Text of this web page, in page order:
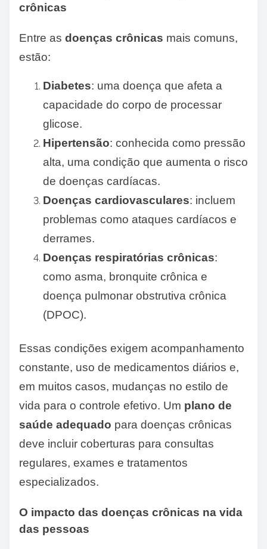
crônicas
Entre as doenças crônicas mais comuns,
estão:
Diabetes: uma doença que afeta a
capacidade do corpo de processar
glicose.
Hipertensão: conhecida como pressão
alta, uma condição que aumenta o risco
de doenças cardíacas.
Doenças cardiovasculares: incluem
problemas como ataques cardíacos e
derrames.
Doenças respiratórias crônicas:
como asma, bronquite crônica e
doença pulmonar obstrutiva crônica
(DPOC).
Essas condições exigem acompanhamento
constante, uso de medicamentos diários e,
em muitos casos, mudanças no estilo de
vida para o controle efetivo. Um plano de
saúde adequado para doenças crônicas
deve incluir coberturas para consultas
regulares, exames e tratamentos
especializados.
O impacto das doenças crônicas na vida
das pessoas